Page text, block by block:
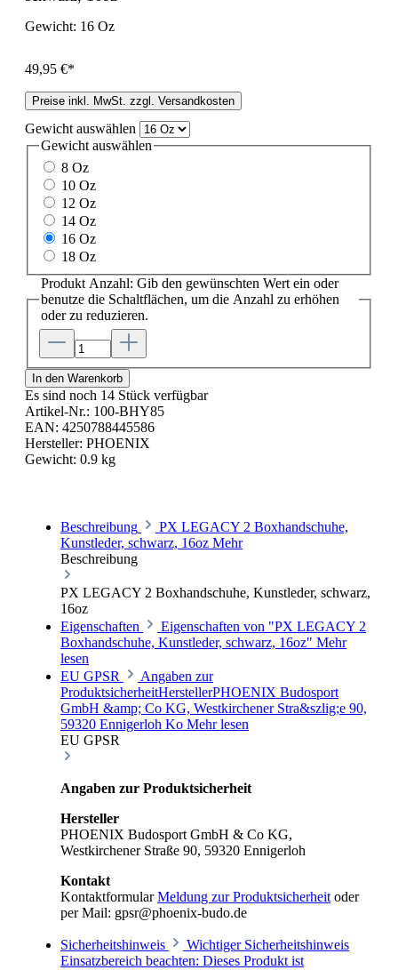
Gewicht: 16 Oz
49,95 €*
Preise inkl. MwSt. zzgl. Versandkosten
Gewicht auswählen
Gewicht auswählen
8 Oz
10 Oz
12 Oz
14 Oz
16 Oz
18 Oz
Produkt Anzahl: Gib den gewünschten Wert ein oder
benutze die Schaltflächen, um die Anzahl zu erhöhen
oder zu reduzieren.
In den Warenkorb
Es sind noch 14 Stück verfügbar
Artikel-Nr.: 100-BHY85
EAN: 4250788445586
Hersteller: PHOENIX
Gewicht: 0.9 kg
Beschreibung
PX LEGACY 2 Boxhandschuhe,
Kunstleder, schwarz, 16oz Mehr
Beschreibung
PX LEGACY 2 Boxhandschuhe, Kunstleder, schwarz,
16oz
Eigenschaften
Eigenschaften von "PX LEGACY 2
Boxhandschuhe, Kunstleder, schwarz, 16oz" Mehr
lesen
EU GPSR
Angaben zur
ProduktsicherheitHerstellerPHOENIX Budosport
GmbH &amp; Co KG, Westkirchener Stra&szlig;e 90,
59320 Ennigerloh Ko Mehr lesen
EU GPSR
Angaben zur Produktsicherheit
Hersteller
PHOENIX Budosport GmbH & Co KG,
Westkirchener Straße 90, 59320 Ennigerloh
Kontakt
KontaktformularMeldung zur Produktsicherheit oder
per Mail: gpsr@phoenix-budo.de
Sicherheitshinweis
Wichtiger Sicherheitshinweis
Einsatzbereich beachten: Dieses Produkt ist